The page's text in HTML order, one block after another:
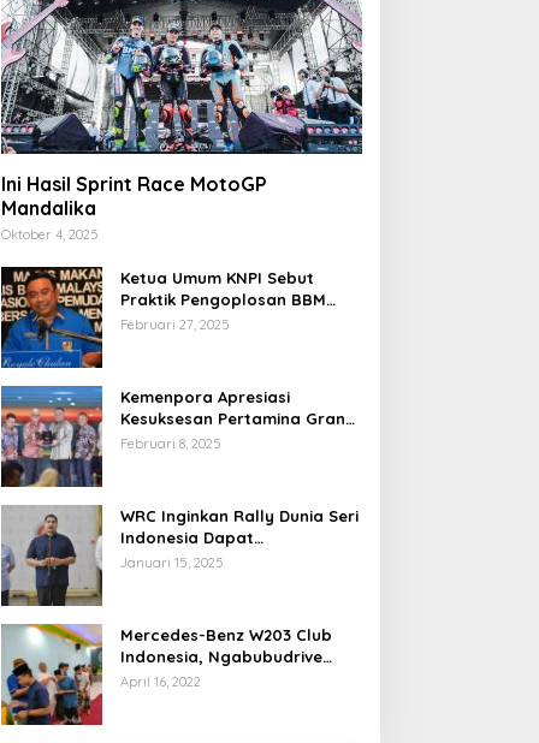
Ini Hasil Sprint Race MotoGP
Mandalika
Oktober 4, 2025
Ketua Umum KNPI Sebut
Praktik Pengoplosan BBM
Cederai Kepercayaan
Februari 27, 2025
Kemenpora Apresiasi
Kesuksesan Pertamina Grand
Prix of Indonesia 2024
Februari 8, 2025
WRC Inginkan Rally Dunia Seri
Indonesia Dapat
Terselenggara 2026
Januari 15, 2025
Mercedes-Benz W203 Club
Indonesia, Ngabubudrive
Ramadhan 2022
April 16, 2022